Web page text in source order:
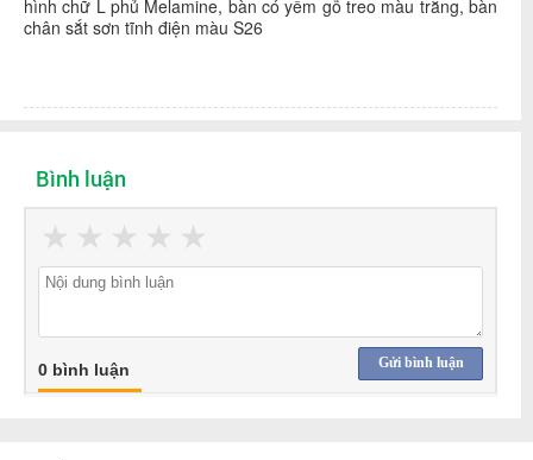
hình chữ L phủ Melamine, bàn có yếm gỗ treo màu trắng, bàn
chân sắt sơn tĩnh điện màu S26
Bình luận
★
★
★
★
★
Gửi bình luận
0 bình luận